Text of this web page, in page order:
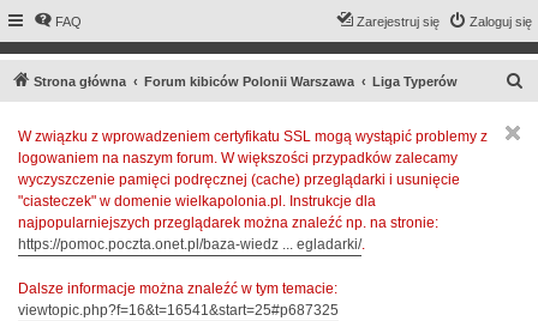
FAQ Zaloguj się
Zarejestruj się
Strona główna Forum kibiców Polonii Warszawa Liga Typerów
W związku z wprowadzeniem certyfikatu SSL mogą wystąpić problemy z
logowaniem na naszym forum. W większości przypadków zalecamy
wyczyszczenie pamięci podręcznej (cache) przeglądarki i usunięcie
"ciasteczek" w domenie wielkapolonia.pl. Instrukcje dla
najpopularniejszych przeglądarek można znaleźć np. na stronie:
https://pomoc.poczta.onet.pl/baza-wiedz ... egladarki/.
Dalsze informacje można znaleźć w tym temacie:
viewtopic.php?f=16&t=16541&start=25#p687325